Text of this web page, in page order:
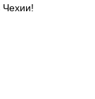
Чехии!